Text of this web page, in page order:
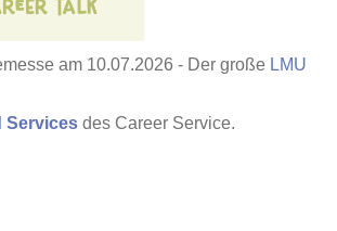
am 10.07.2026 - Der große LMU
Services des Career Service.